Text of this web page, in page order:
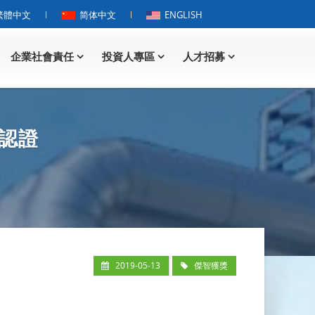
中文 简体中文 ENGLISH
企業社會責任 投資人專區 人才招募
證
2019-05-13 傑智獲獎